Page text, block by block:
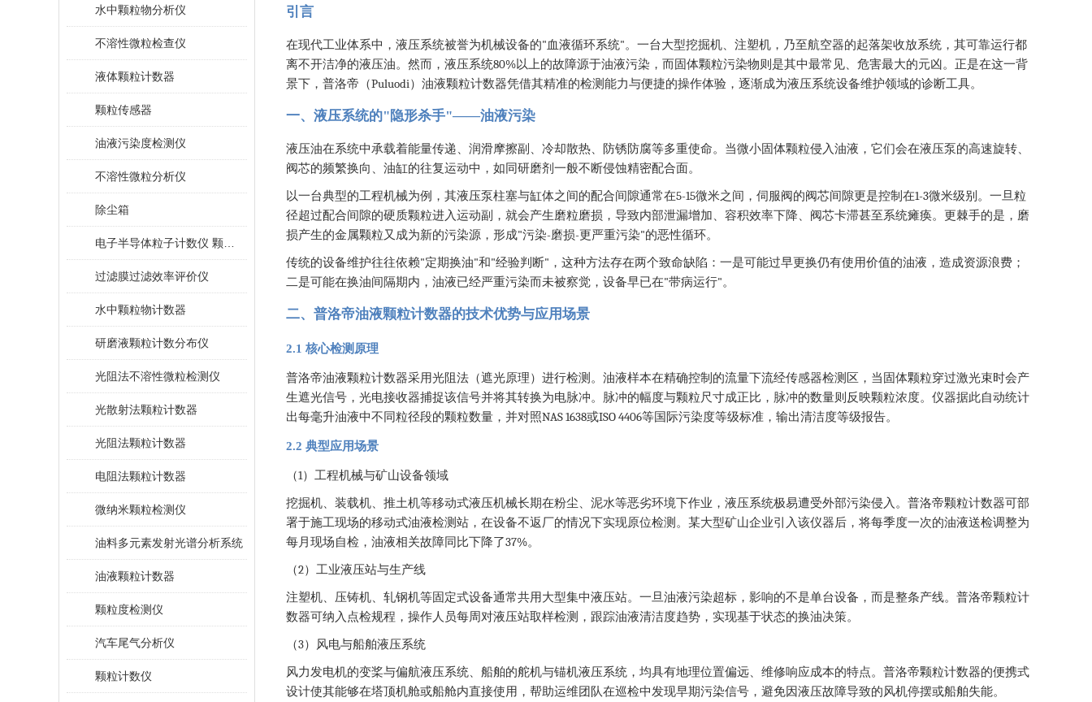
水中颗粒物分析仪
不溶性微粒检查仪
液体颗粒计数器
颗粒传感器
油液污染度检测仪
不溶性微粒分析仪
除尘箱
过滤膜过滤效率评价仪
水中颗粒物计数器
研磨液颗粒计数分布仪
光阻法不溶性微粒检测仪
光散射法颗粒计数器
光阻法颗粒计数器
电阻法颗粒计数器
微纳米颗粒检测仪
油料多元素发射光谱分析系统
油液颗粒计数器
颗粒度检测仪
汽车尾气分析仪
颗粒计数仪
引言
在现代工业体系中，液压系统被誉为机械设备的"血液循环系统"。一台大型挖掘机、注塑机，乃至航空器的起落架收放系统，其可靠运行都
离不开洁净的液压油。然而，液压系统80%以上的故障源于油液污染，而固体颗粒污染物则是其中最常见、危害最大的元凶。正是在这一背
景下，普洛帝（Puluodi）油液颗粒计数器凭借其精准的检测能力与便捷的操作体验，逐渐成为液压系统设备维护领域的诊断工具。
一、液压系统的"隐形杀手"——油液污染
液压油在系统中承载着能量传递、润滑摩擦副、冷却散热、防锈防腐等多重使命。当微小固体颗粒侵入油液，它们会在液压泵的高速旋转、
阀芯的频繁换向、油缸的往复运动中，如同研磨剂一般不断侵蚀精密配合面。
以一台典型的工程机械为例，其液压泵柱塞与缸体之间的配合间隙通常在5-15微米之间，伺服阀的阀芯间隙更是控制在1-3微米级别。一旦粒
径超过配合间隙的硬质颗粒进入运动副，就会产生磨粒磨损，导致内部泄漏增加、容积效率下降、阀芯卡滞甚至系统瘫痪。更棘手的是，磨
损产生的金属颗粒又成为新的污染源，形成"污染-磨损-更严重污染"的恶性循环。
传统的设备维护往往依赖"定期换油"和"经验判断" ，这种方法存在两个致命缺陷：一是可能过早更换仍有使用价值的油液，造成资源浪费；
二是可能在换油间隔期内，油液已经严重污染而未被察觉，设备早已在"带病运行"。
二、普洛帝油液颗粒计数器的技术优势与应用场景
2.1 核心检测原理
普洛帝油液颗粒计数器采用光阻法（遮光原理）进行检测。油液样本在精确控制的流量下流经传感器检测区，当固体颗粒穿过激光束时会产
生遮光信号，光电接收器捕捉该信号并将其转换为电脉冲。脉冲的幅度与颗粒尺寸成正比，脉冲的数量则反映颗粒浓度。仪器据此自动统计
出每毫升油液中不同粒径段的颗粒数量，并对照NAS 1638或ISO 4406等国际污染度等级标准，输出清洁度等级报告。
2.2 典型应用场景
（1）工程机械与矿山设备领域
挖掘机、装载机、推土机等移动式液压机械长期在粉尘、泥水等恶劣环境下作业，液压系统极易遭受外部污染侵入。普洛帝颗粒计数器可部
署于施工现场的移动式油液检测站，在设备不返厂的情况下实现原位检测。某大型矿山企业引入该仪器后，将每季度一次的油液送检调整为
每月现场自检，油液相关故障同比下降了37%。
（2）工业液压站与生产线
注塑机、压铸机、轧钢机等固定式设备通常共用大型集中液压站。一旦油液污染超标，影响的不是单台设备，而是整条产线。普洛帝颗粒计
数器可纳入点检规程，操作人员每周对液压站取样检测，跟踪油液清洁度趋势，实现基于状态的换油决策。
（3）风电与船舶液压系统
风力发电机的变桨与偏航液压系统、船舶的舵机与锚机液压系统，均具有地理位置偏远、维修响应成本的特点。普洛帝颗粒计数器的便携式
设计使其能够在塔顶机舱或船舱内直接使用，帮助运维团队在巡检中发现早期污染信号，避免因液压故障导致的风机停摆或船舶失能。